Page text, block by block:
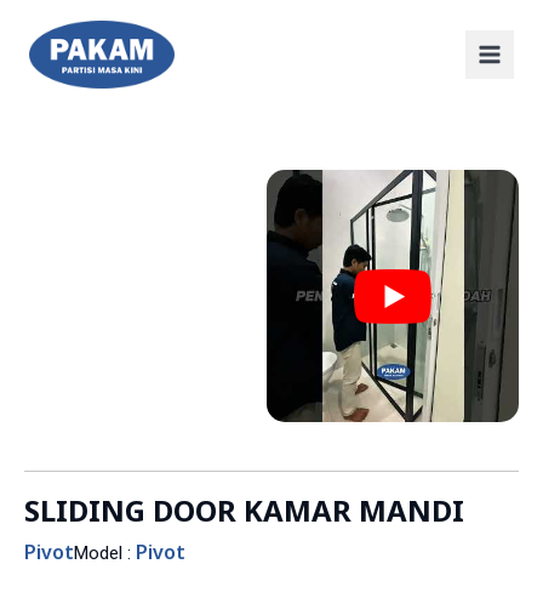
SLIDING DOOR KAMAR MANDI
PivotModel : Pivot